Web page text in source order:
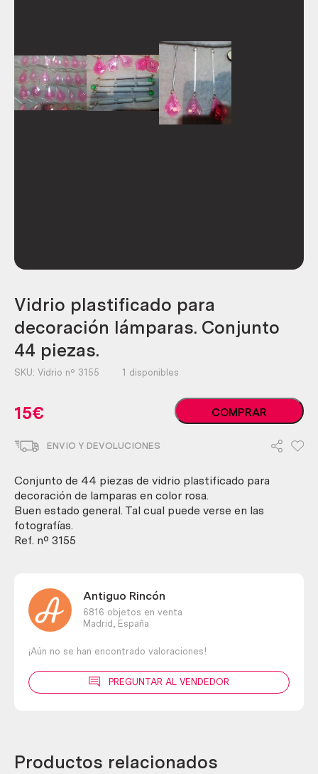
Vidrio plastificado para
decoración lámparas. Conjunto
44 piezas.
SKU: Vidrio nº 3155 1 disponibles
15€
Vidrio
plastificado
Conjunto
44
piezas.
COMPRAR
ENVIO Y DEVOLUCIONES
Conjunto de 44 piezas de vidrio plastificado para
decoración de lamparas en color rosa.
Buen estado general. Tal cual puede verse en las
fotografías.
Ref. nº 3155
Antiguo Rincón
6816 objetos en venta
Madrid,
España
¡Aún no se han encontrado valoraciones!
PREGUNTAR AL VENDEDOR
Productos relacionados